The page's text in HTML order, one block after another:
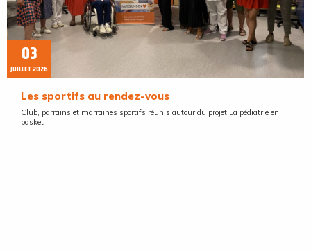
03
JUILLET 2026
Les sportifs au rendez-vous
Club, parrains et marraines sportifs réunis autour du projet La pédiatrie en
basket